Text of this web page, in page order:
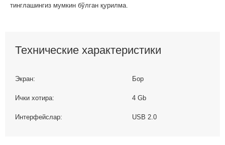
тинглашингиз мумкин бўлган қурилма.
Технические характеристики
Экран: Бор
Ички хотира: 4 Gb
Интерфейслар: USB 2.0